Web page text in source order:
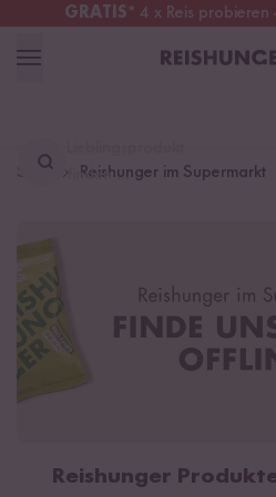
GRATIS* 4 x Reis probieren
Österreich
finden ...
Start Reishunger im Supermarkt
Reishunger